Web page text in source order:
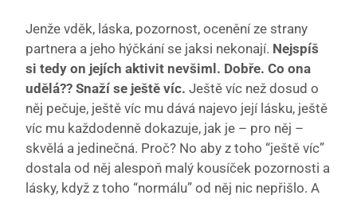
Jenže vděk, láska, pozornost, ocenění ze strany
partnera a jeho hýčkání se jaksi nekonají. Nejspíš
si tedy on jejích aktivit nevšiml. Dobře. Co ona
udělá?? Snaží se ještě víc.Ještě víc než dosud o
něj pečuje, ještě víc mu dává najevo její lásku, ještě
víc mu každodenně dokazuje, jak je – pro něj –
skvělá a jedinečná. Proč? No aby z toho “ještě víc”
dostala od něj alespoň malý kousíček pozornosti a
lásky, když z toho “normálu” od něj nic nepřišlo. A